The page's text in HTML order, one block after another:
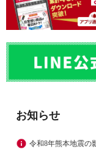
お知らせ
令和8年熊本地震の